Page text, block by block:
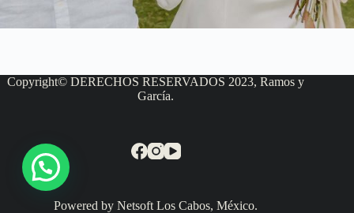
Copyright© DERECHOS RESERVADOS 2023, Ramos y
García.
Powered by Netsoft Los Cabos, México.